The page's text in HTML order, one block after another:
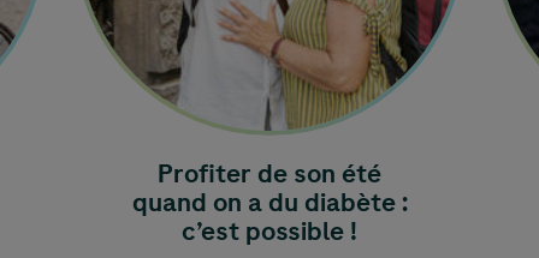
Profiter de son été
quand on a du diabète :
c’est possible !